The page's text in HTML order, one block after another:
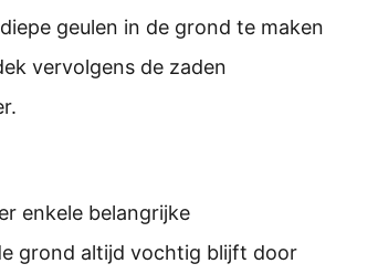
geulen in de grond te maken
vervolgens de zaden
enkele belangrijke
grond altijd vochtig blijft door